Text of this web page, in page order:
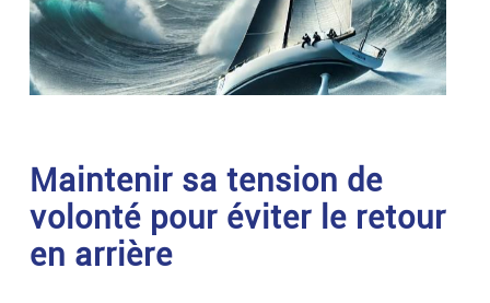
Maintenir sa tension de
volonté pour éviter le retour
en arrière